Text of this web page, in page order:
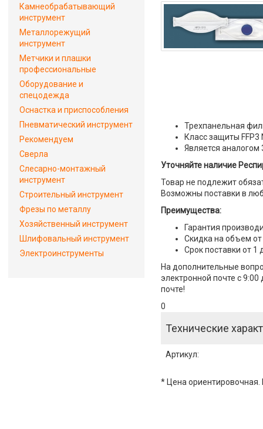
Трехпанельная
Класс защиты
Является
Уточняйте наличие
Товар не подлежит
Возможны поставки в
Преимущества:
Гарантия
Скидка на объем от
Срок поставки от 1
На дополнительные
электронной почте с
почте!
0
Технические
Артикул:
* Цена ориентировочная.
Камнеобрабатывающий
инструмент
Металлорежущий
инструмент
Метчики и плашки
профессиональные
Оборудование и
спецодежда
Оснастка и приспособления
Пневматический инструмент
Рекомендуем
Сверла
Слесарно-монтажный
инструмент
Строительный инструмент
Фрезы по металлу
Хозяйственный инструмент
Шлифовальный инструмент
Электроинструменты